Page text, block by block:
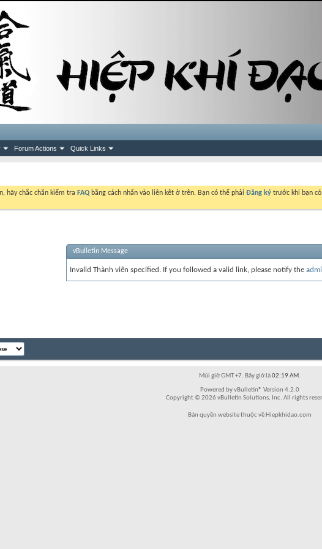
Forum Actions Quick Links
hãy chắc chắn kiểm tra FAQ bằng cách nhấn vào liên kết ở trên. Bạn có thể phải Đăng ký trước khi bạn
vBulletin Message
Invalid Thành viên specified. If you followed a valid link, please notify the
Múi giờ GMT +7. Bây giờ là02:19 AM.
Powered by vBulletin® Version 4.2.0
Copyright © 2026 vBulletin Solutions, Inc. All rights
Bản quyền website thuộc về Hiepkhidao.com